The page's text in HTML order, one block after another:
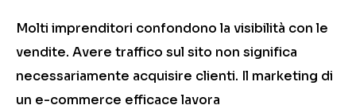
Molti imprenditori confondono la visibilità con le
vendite. Avere traffico sul sito non significa
necessariamente acquisire clienti. Il marketing di
un e-commerce efficace lavora